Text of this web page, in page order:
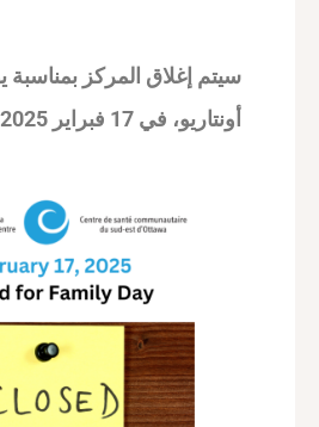
سيتم إغلاق المركز
أونتاريو، في 17 فبراير 2025.